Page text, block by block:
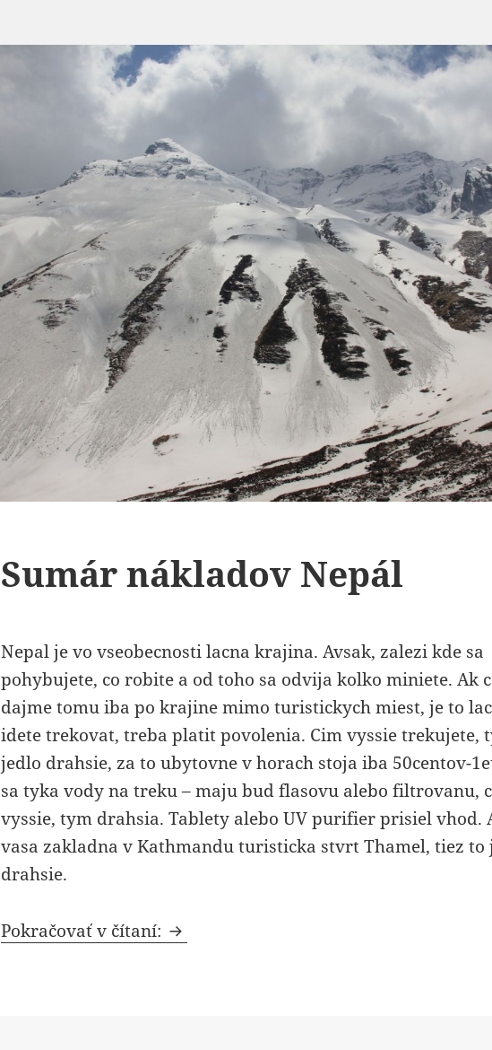
Sumár nákladov Nepál
Nepal je vo vseobecnosti lacna krajina. Avsak, zalezi kde sa
pohybujete, co robite a od toho sa odvija kolko miniete. Ak
dajme tomu iba po krajine mimo turistickych miest, je to
idete trekovat, treba platit povolenia. Cim vyssie trekujete,
jedlo drahsie, za to ubytovne v horach stoja iba 50centov-
sa tyka vody na treku – maju bud flasovu alebo filtrovanu,
vyssie, tym drahsia. Tablety alebo UV purifier prisiel vhod.
vasa zakladna v Kathmandu turisticka stvrt Thamel, tiez to
drahsie.
Pokračovať v čítaní: Sumár nákladov Nepál